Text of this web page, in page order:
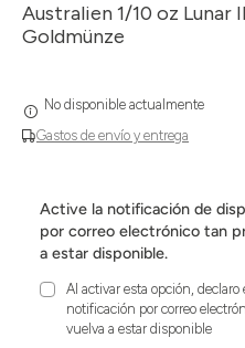
Australien 1/10 oz Lunar
Goldmünze
Gastos de envío y entrega
No disponible actualmente
Active la notificación de
por correo electrónico tan
a estar disponible.
Al activar esta opción,
notificación por correo
vuelva a estar disponible